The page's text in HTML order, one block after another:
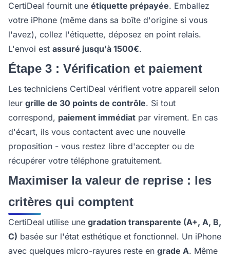
CertiDeal fournit une étiquette prépayée. Emballez
votre iPhone (même dans sa boîte d'origine si vous
l'avez), collez l'étiquette, déposez en point relais.
L'envoi est assuré jusqu'à 1500€.
Étape 3 : Vérification et paiement
Les techniciens CertiDeal vérifient votre appareil selon
leur grille de 30 points de contrôle. Si tout
correspond, paiement immédiat par virement. En cas
d'écart, ils vous contactent avec une nouvelle
proposition - vous restez libre d'accepter ou de
récupérer votre téléphone gratuitement.
Maximiser la valeur de reprise : les
critères qui comptent
CertiDeal utilise une gradation transparente (A+, A, B,
C) basée sur l'état esthétique et fonctionnel. Un iPhone
avec quelques micro-rayures reste en grade A. Même